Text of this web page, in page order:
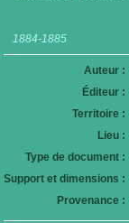
1884-1885
Auteur :
Éditeur :
Territoire :
Lieu :
Type de document :
Support et dimensions :
Provenance :